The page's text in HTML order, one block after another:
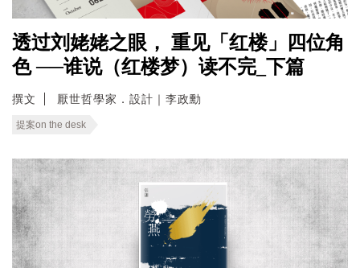
透过刘姥姥之眼， 重见「红楼」四位角
色 ──谁说（红楼梦）读不完_下篇
撰文 厭世哲學家．設計｜李政勳
提案on the desk